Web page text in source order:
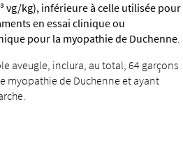
vg/kg), inférieure à celle utilisée pour
en essai clinique ou
pour la myopathie de Duchenne.
aveugle, inclura, au total, 64 garçons
myopathie de Duchenne et ayant